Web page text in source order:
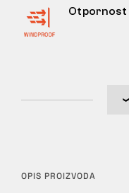
Otpornost
OPIS PROIZVODA